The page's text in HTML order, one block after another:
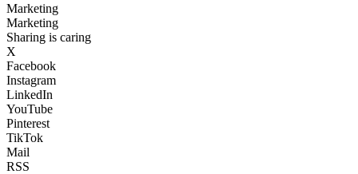
Marketing
Marketing
Sharing is caring
X
Facebook
Instagram
LinkedIn
YouTube
Pinterest
TikTok
Mail
RSS